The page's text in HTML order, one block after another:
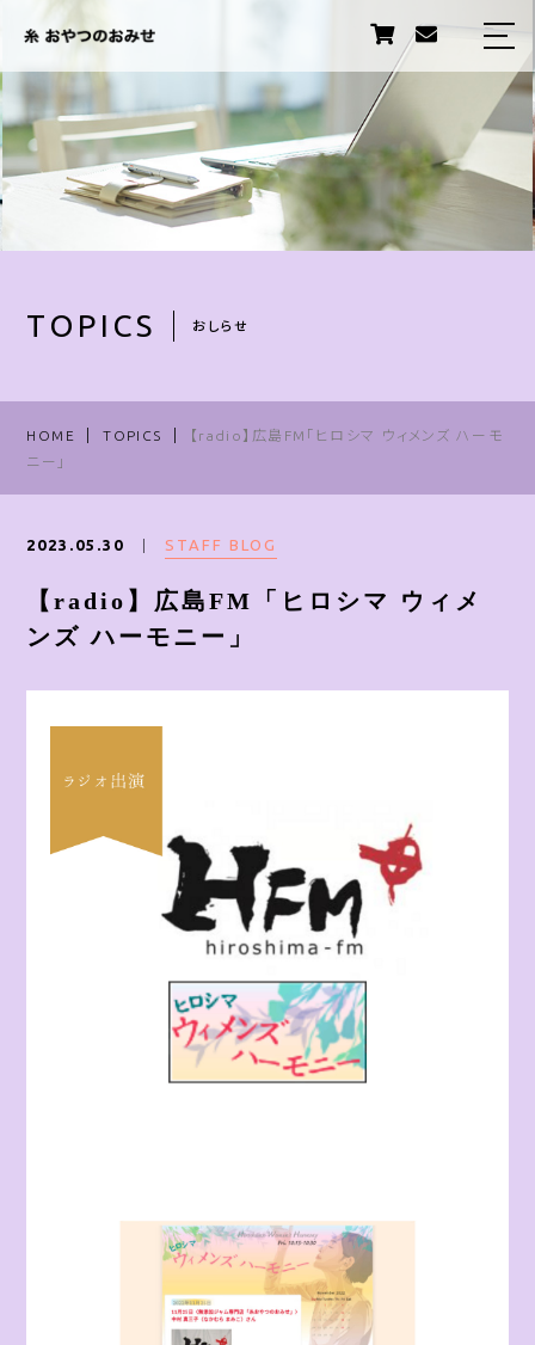
TOPICS おしらせ
HOME TOPICS
【radio】広島FM「ヒロシマ ウィメンズ ハーモ
ニー」
2023.05.30 STAFF BLOG
【radio】広島FM「ヒロシマ ウィメ
ンズ ハーモニー」
HOME
ABOUT US
PRODUCTS
STORY